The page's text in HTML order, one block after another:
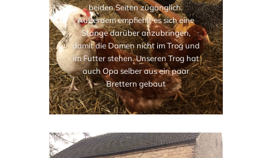
beiden Seiten zugänglich.
Außerdem empfiehlt es sich eine
Stange darüber anzubringen,
damit die Damen nicht im Trog und
im Futter stehen. Unseren Trog hat
auch Opa selber aus ein paar
Brettern gebaut